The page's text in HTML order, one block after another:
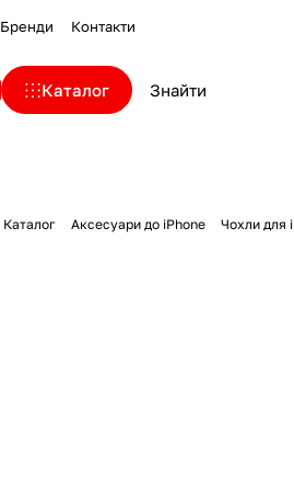
Бренди Контакти
Каталог
Каталог Аксесуари до iPhone Чохли для